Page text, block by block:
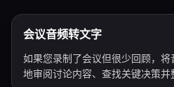
会议音频转文字
如果您录制了会议但很少回顾，
地审阅讨论内容、查找关键决策并